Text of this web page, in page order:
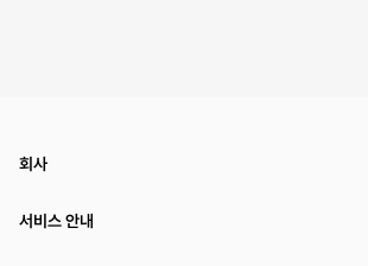
회사
서비스 안내